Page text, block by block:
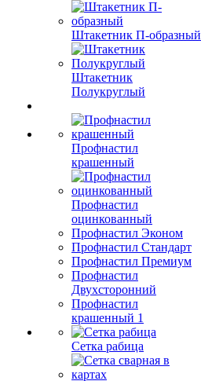
Штакетник П-образный
Штакетник
Полукруглый
Профнастил
крашенный
Профнастил
оцинкованный
Профнастил Эконом
Профнастил Стандарт
Профнастил Премиум
Профнастил
Двухсторонний
Профнастил
крашенный 1
Сетка рабица